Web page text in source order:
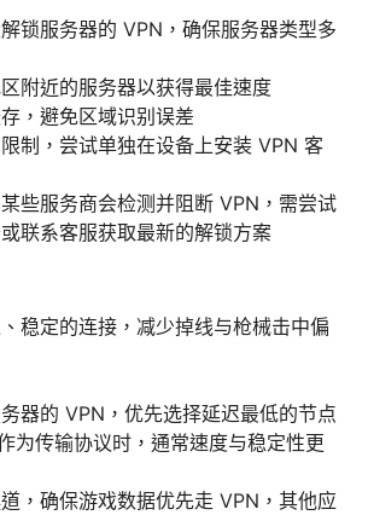
锁服务器的 VPN，确保服务器类型多
附近的服务器以获得最佳速度
，避免区域识别误差
制，尝试单独在设备上安装 VPN 客
些服务商会检测并阻断 VPN，需尝试
联系客服获取最新的解锁方案
稳定的连接，减少掉线与枪械击中偏
器的 VPN，优先选择延迟最低的节点
为传输协议时，通常速度与稳定性更
，确保游戏数据优先走 VPN，其他应